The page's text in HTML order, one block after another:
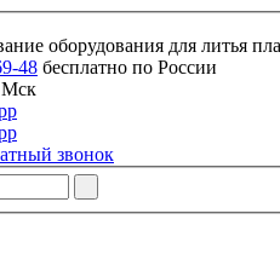
оборудования для литья
48 бесплатно по России
Мск
звонок